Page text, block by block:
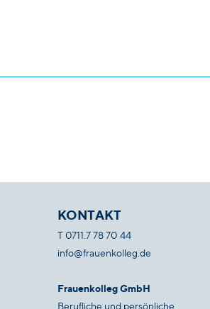
KONTAKT
T0711.7 78 70 44
info@frauenkolleg.de
Frauenkolleg GmbH
Berufliche und persönliche